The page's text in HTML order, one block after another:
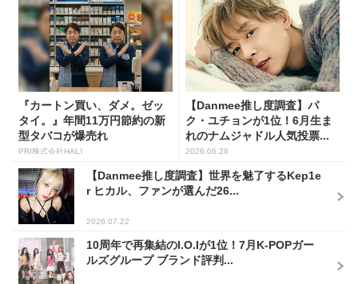
『カートン買い、ダメ。ゼッ
タイ。』年間11万円節約の新
型タバコが爆売れ
PR(株式会社HAL)
【Danmee推し度調査】パ
ク・ユチョンが1位！6月生ま
れのナムジャドル人気投票...
2026.06.26
【Danmee推し度調査】世界を魅了するKep1e
r ヒカル、ファンが選んだ26...
2026.07.22
10周年で再集結のI.O.Iが1位！7月K-POPガー
ルズグループ ブランド評判...